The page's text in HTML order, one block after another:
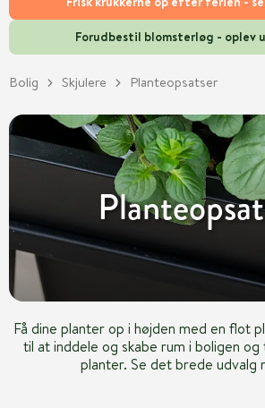
Forudbestil blomsterløg - oplev
Bolig Skjulere Planteopsatser
Få dine planter op i højden med en flot
til at inddele og skabe rum i boligen
planter. Se det brede udvalg